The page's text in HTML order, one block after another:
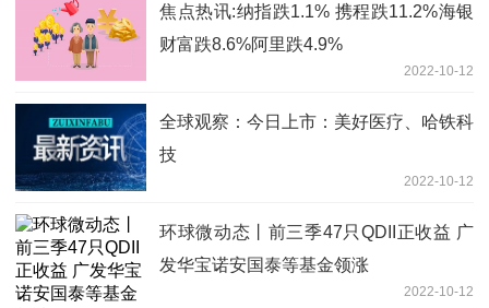
焦点热讯:纳指跌1.1% 携程跌11.2%海银
财富跌8.6%阿里跌4.9%
2022-10-12
全球观察：今日上市：美好医疗、哈铁科
技
2022-10-12
环球微动态丨前三季47只QDII正收益 广
发华宝诺安国泰等基金领涨
2022-10-12